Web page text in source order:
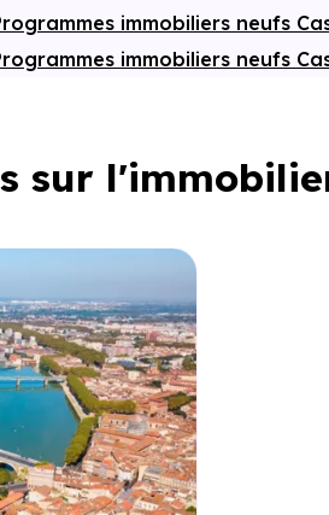
immobiliers neufs
immobiliers neufs
sur